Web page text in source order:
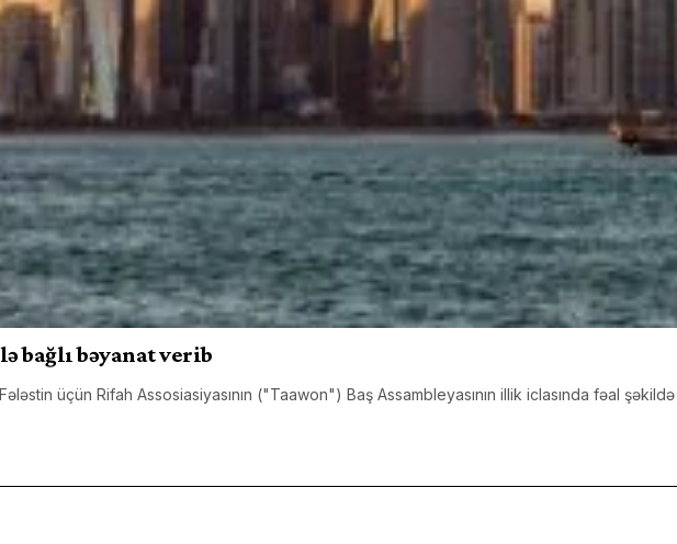
bağlı bəyanat verib
üçün Rifah Assosiasiyasının ("Taawon") Baş Assambleyasının illik iclasında fəal